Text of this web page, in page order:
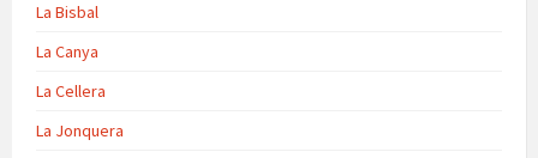
La Bisbal
La Canya
La Cellera
La Jonquera